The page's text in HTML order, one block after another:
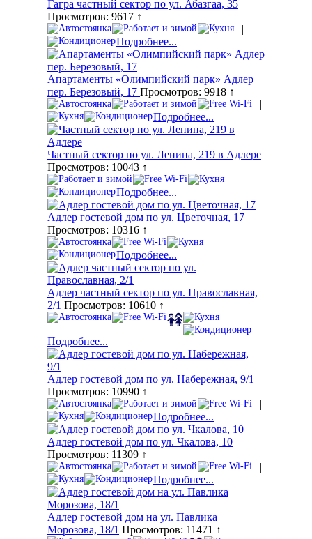
Гагра частный сектор по ул. Абазгаа, 35
Просмотров: 9617 ↑
|
Подробнее...
Апартаменты «Олимпийский парк» Адлер
пер. Березовый, 17 Просмотров: 9918 ↑
|
Подробнее...
Частный сектор по ул. Ленина, 219 в Адлере
Просмотров: 10043 ↑
|
Подробнее...
Адлер гостевой дом по ул. Цветочная, 17
Просмотров: 10316 ↑
|
Подробнее...
Адлер частный сектор по ул. Православная,
2/1 Просмотров: 10610 ↑
|
Подробнее...
Адлер гостевой дом по ул. Набережная, 9/1
Просмотров: 10990 ↑
|
Подробнее...
Адлер гостевой дом по ул. Чкалова, 10
Просмотров: 11309 ↑
|
Подробнее...
Адлер гостевой дом на ул. Павлика
Морозова, 18/1 Просмотров: 11471 ↑